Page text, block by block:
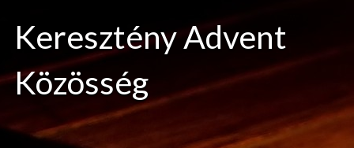
Keresztény Advent
Közösség